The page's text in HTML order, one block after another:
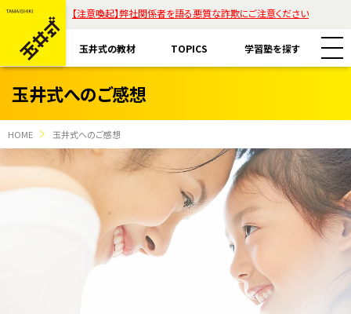
【注意喚起】弊社関係者を語る悪質な詐欺にご注意ください
玉井式の教材 TOPICS 学習塾を探す
玉井式国語的算数教室
玉井式国語的理科教室
玉井式の挑戦
代表挨拶
すべて
コラム「才能は家庭教育で開花する」
玉井式へのご感想
HOME 玉井式へのご感想